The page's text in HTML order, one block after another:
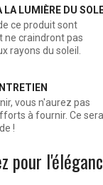
LA LUMIÈRE DU
ce produit sont
ne craindront pas
rayons du soleil.
vous n'aurez pas
à fournir. Ce sera
!
pour